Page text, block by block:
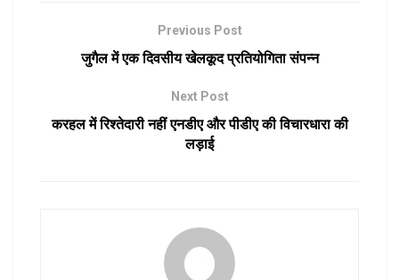
Previous Post
जुगैल में एक दिवसीय खेलकूद प्रतियोगिता संपन्न
Next Post
करहल में रिश्तेदारी नहीं एनडीए और पीडीए की विचारधारा की
लड़ाई